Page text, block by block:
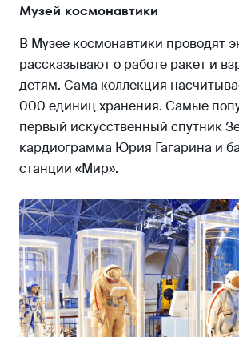
Музей космонавтики
В Музее космонавтики проводят
рассказывают о работе ракет и
детям. Сама коллекция
000 единиц хранения. Самые
первый искусственный спутник
кардиограмма Юрия Гагарина и
станции «Мир».